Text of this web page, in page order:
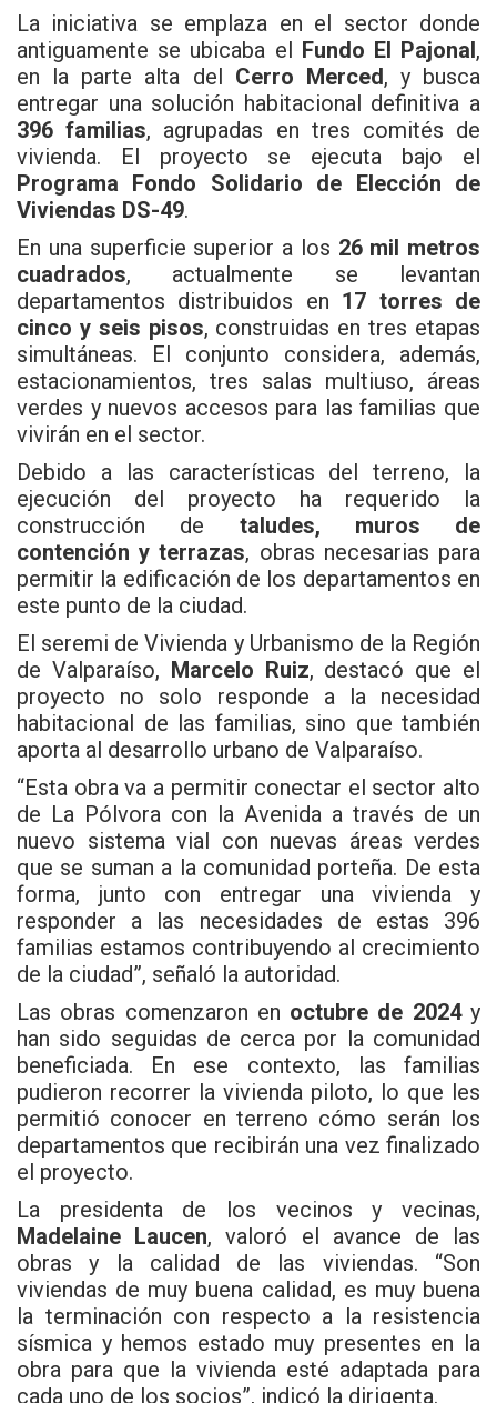
La iniciativa se emplaza en el sector donde
antiguamente se ubicaba el Fundo El Pajonal,
en la parte alta del Cerro Merced, y busca
entregar una solución habitacional definitiva a
396 familias, agrupadas en tres comités de
vivienda. El proyecto se ejecuta bajo el
Programa Fondo Solidario de Elección de
Viviendas DS-49.
En una superficie superior a los 26 mil metros
cuadrados, actualmente se levantan
departamentos distribuidos en 17 torres de
cinco y seis pisos, construidas en tres etapas
simultáneas. El conjunto considera, además,
estacionamientos, tres salas multiuso, áreas
verdes y nuevos accesos para las familias que
vivirán en el sector.
Debido a las características del terreno, la
ejecución del proyecto ha requerido la
construcción de taludes, muros de
contención y terrazas, obras necesarias para
permitir la edificación de los departamentos en
este punto de la ciudad.
El seremi de Vivienda y Urbanismo de la Región
de Valparaíso, Marcelo Ruiz, destacó que el
proyecto no solo responde a la necesidad
habitacional de las familias, sino que también
aporta al desarrollo urbano de Valparaíso.
“Esta obra va a permitir conectar el sector alto
de La Pólvora con la Avenida a través de un
nuevo sistema vial con nuevas áreas verdes
que se suman a la comunidad porteña. De esta
forma, junto con entregar una vivienda y
responder a las necesidades de estas 396
familias estamos contribuyendo al crecimiento
de la ciudad”, señaló la autoridad.
Las obras comenzaron en octubre de 2024y
han sido seguidas de cerca por la comunidad
beneficiada. En ese contexto, las familias
pudieron recorrer la vivienda piloto, lo que les
permitió conocer en terreno cómo serán los
departamentos que recibirán una vez finalizado
el proyecto.
La presidenta de los vecinos y vecinas,
Madelaine Laucen, valoró el avance de las
obras y la calidad de las viviendas. “Son
viviendas de muy buena calidad, es muy buena
la terminación con respecto a la resistencia
sísmica y hemos estado muy presentes en la
obra para que la vivienda esté adaptada para
cada uno de los socios”, indicó la dirigenta.